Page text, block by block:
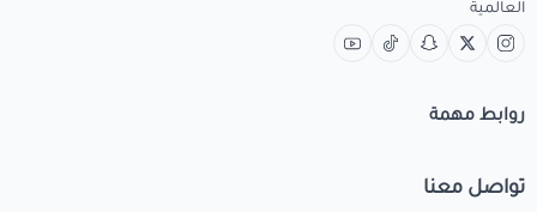
العالمية
روابط مهمة
تواصل معنا